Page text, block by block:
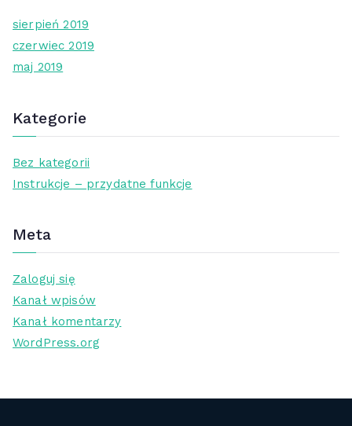
sierpień 2019
czerwiec 2019
maj 2019
Kategorie
Bez kategorii
Instrukcje – przydatne funkcje
Meta
Zaloguj się
Kanał wpisów
Kanał komentarzy
WordPress.org